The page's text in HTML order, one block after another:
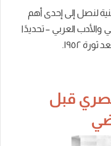
لنصل إلى إحدى أهم
والأدب العربي – تحديدًا
١٩٥٢.
قبل